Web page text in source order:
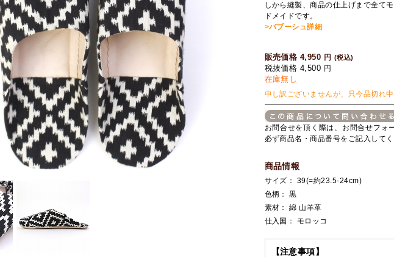
しから縫製、商品の仕上げまで全て
ドメイドです。
>バブーシュ詳細
販売価格 4,950 円 (税込)
税抜価格 4,500 円
在庫無し
申し訳ございませんが、只今品切れ中
お問合せを頂く際は、お問合せフォ
必ず商品名・商品番号をご記入してく
商品情報
サイズ： 39(=約23.5-24cm)
色柄： 黒
素材： 綿 山羊革
仕入国： モロッコ
【注意事項】